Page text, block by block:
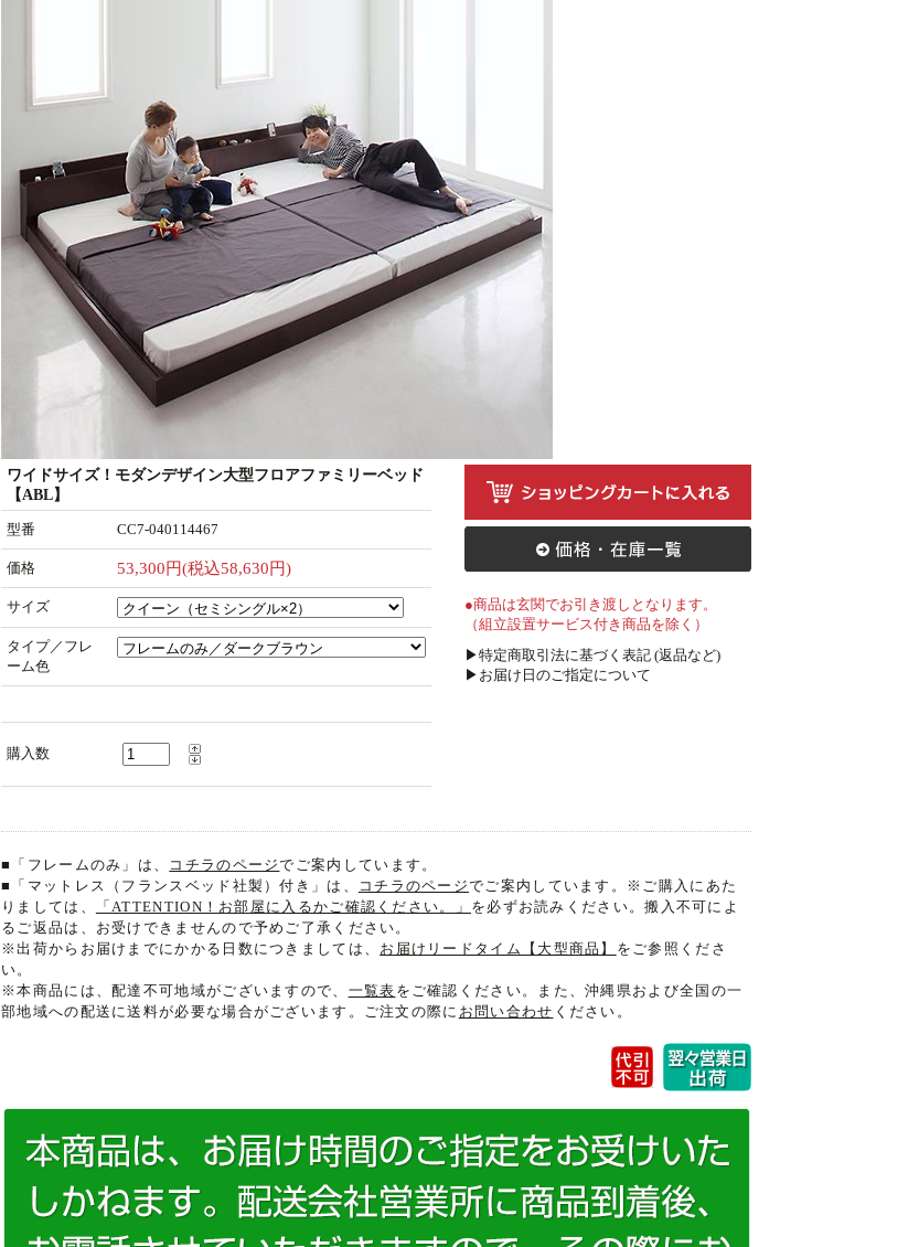
ワイドサイズ！モダンデザイン大型フロアファミリーベッド
【ABL】
型番 CC7-040114467
価格 53,300円(税込58,630円)
サイズ
タイプ／フレ
ーム色
購入数
●商品は玄関でお引き渡しとなります。
（組立設置サービス付き商品を除く）
▶特定商取引法に基づく表記 (返品など)
▶お届け日のご指定について
■「フレームのみ」は、 コチラのページでご案内しています。
■「マットレス（フランスベッド社製）付き」は、
コチラのページでご案内しています。※ご購入にあた
りましては、
「ATTENTION！お部屋に入るかご確認ください。」 を必ずお読みください。搬入不可によ
るご返品は、お受けできませんので予めご了承ください。
※出荷からお届けまでにかかる日数につきましては、 お届けリードタイム【大型商品】 をご参照くださ
い。
※本商品には、配達不可地域がございますので、 一覧表 をご確認ください。また、沖縄県および全国の一
部地域への配送に送料が必要な場合がございます。ご注文の際に お問い合わせ ください。